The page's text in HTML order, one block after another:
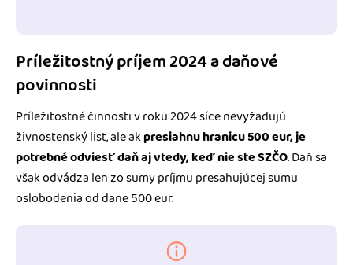
Príležitostný príjem 2024 a daňové
povinnosti
Príležitostné činnosti v roku 2024 síce nevyžadujú
živnostenský list, ale akpresiahnu hranicu 500 eur, je
potrebné odviesť daň aj vtedy, keď nie ste SZČO. Daň sa
však odvádza len zo sumy príjmu presahujúcej sumu
oslobodenia od dane 500 eur.